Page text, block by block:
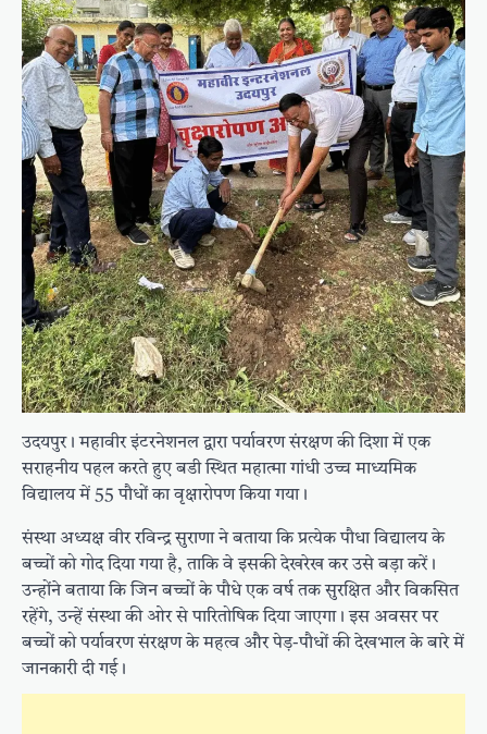
उदयपुर। महावीर इंटरनेशनल द्वारा पर्यावरण संरक्षण की दिशा में एक
सराहनीय पहल करते हुए बडी स्थित महात्मा गांधी उच्च माध्यमिक
विद्यालय में 55 पौधों का वृक्षारोपण किया गया।
संस्था अध्यक्ष वीर रविन्द्र सुराणा ने बताया कि प्रत्येक पौधा विद्यालय के
बच्चों को गोद दिया गया है, ताकि वे इसकी देखरेख कर उसे बड़ा करें।
उन्होंने बताया कि जिन बच्चों के पौधे एक वर्ष तक सुरक्षित और विकसित
रहेंगे, उन्हें संस्था की ओर से पारितोषिक दिया जाएगा। इस अवसर पर
बच्चों को पर्यावरण संरक्षण के महत्व और पेड़-पौधों की देखभाल के बारे में
जानकारी दी गई।